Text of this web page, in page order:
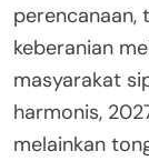
perencanaan,
keberanian
masyarakat
harmonis,
melainkan